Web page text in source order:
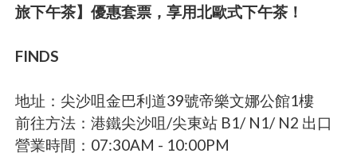
旅下午茶】優惠套票，享用北歐式下午茶！
FINDS
地址：尖沙咀金巴利道39號帝樂文娜公館1樓
前往方法：港鐵尖沙咀/尖東站 B1/ N1/ N2 出口
營業時間：07:30AM - 10:00PM